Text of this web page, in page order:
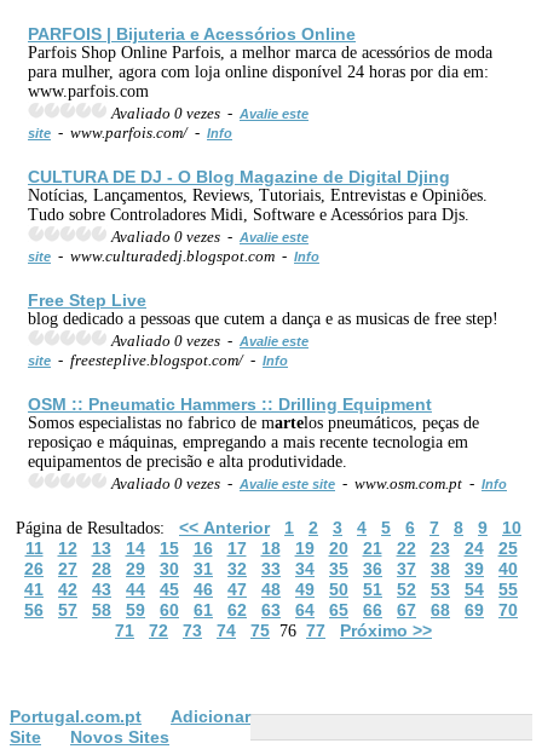
PARFOIS | Bijuteria e Acessórios Online
Parfois Shop Online Parfois, a melhor marca de acessórios de moda
para mulher, agora com loja online disponível 24 horas por dia em:
www.parfois.com
Avaliado 0 vezes - Avalie este
site - www.parfois.com/ - Info
CULTURADE DJ - O Blog Magazine de Digital Djing
Notícias, Lançamentos, Reviews, Tutoriais, Entrevistas e Opiniões.
Tudo sobre Controladores Midi, Software e Acessórios para Djs.
Avaliado 0 vezes - Avalie este
site - www.culturadedj.blogspot.com - Info
Free Step Live
blog dedicado a pessoas que cutem a dança e as musicas de free step!
Avaliado 0 vezes - Avalie este
site - freesteplive.blogspot.com/ - Info
OSM :: Pneumatic Hammers :: Drilling Equipment
Somos especialistas no fabrico de martelos pneumáticos, peças de
reposiçao e máquinas, empregando a mais recente tecnologia em
equipamentos de precisão e alta produtividade.
Avaliado 0 vezes - Avalie este site - www.osm.com.pt - Info
Página de Resultados: << Anterior 1 2 3 4 5 6 7 8 9
10
11
12 13 14 15 16 17 18 19 20 21 22 23 24
25
26
27 28 29 30 31 32 33 34 35 36 37 38 39
40
41
42 43 44 45 46 47 48 49 50 51 52 53 54
55
56
57 58 59 60 61 62 63 64 65 66 67 68 69
70
71
72 73 74 75 76 77 Próximo >>
Portugal.com.pt
Adicionar
Site
Novos Sites